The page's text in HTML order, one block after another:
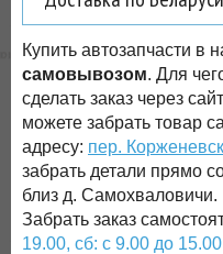
Купить автозапчасти
самовывозом. Для
сделать заказ через
можете забрать товар
адресу: пер.
забрать детали прямо
близ д. Самохваловичи.
Забрать заказ
19.00, сб: с 9.00 до 15.00